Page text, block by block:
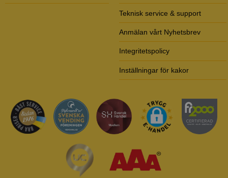
Teknisk service & support
Anmälan vårt Nyhetsbrev
Integritetspolicy
Inställningar för kakor